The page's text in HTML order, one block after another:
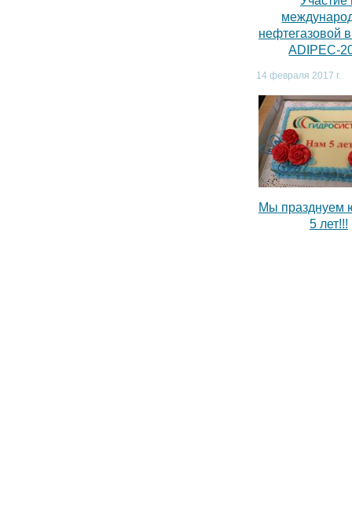
нефтегазовой
ADIPEC-
14 февраля 2017 г.
Мы празднуем
5 лет!!!